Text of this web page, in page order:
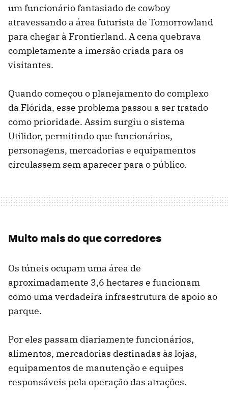
um funcionário fantasiado de cowboy
atravessando a área futurista de Tomorrowland
para chegar à Frontierland. A cena quebrava
completamente a imersão criada para os
visitantes.
Quando começou o planejamento do complexo
da Flórida, esse problema passou a ser tratado
como prioridade. Assim surgiu o sistema
Utilidor, permitindo que funcionários,
personagens, mercadorias e equipamentos
circulassem sem aparecer para o público.
Muito mais do que corredores
Os túneis ocupam uma área de
aproximadamente 3,6 hectares e funcionam
como uma verdadeira infraestrutura de apoio ao
parque.
Por eles passam diariamente funcionários,
alimentos, mercadorias destinadas às lojas,
equipamentos de manutenção e equipes
responsáveis pela operação das atrações.